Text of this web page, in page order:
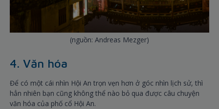
(nguồn: Andreas Mezger)
4. Văn hóa
Để có một cái nhìn Hội An trọn vẹn hơn ở góc nhìn lịch sử, thì
hẳn nhiên bạn cũng không thể nào bỏ qua được câu chuyện
văn hóa của phố cổ Hội An.